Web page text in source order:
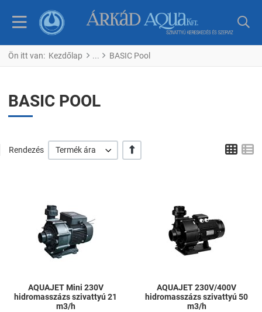
Ön itt van: Kezdőlap BASIC Pool
BASIC POOL
Rendezés Termék ára +/-
Összehasonlítom
AQUAJET Mini 230V
hidromasszázs szivattyú 21
m3/h
AQUAJET 230V/400V
hidromasszázs szivattyú 50
m3/h